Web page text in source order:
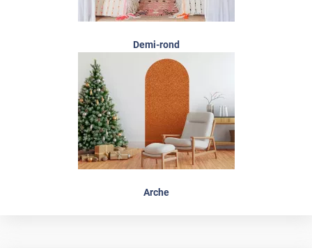
Demi-rond
Arche